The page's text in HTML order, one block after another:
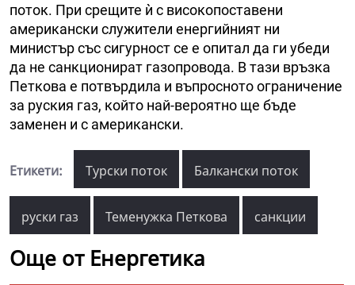
поток. При срещите ѝ с високопоставени
американски служители енергийният ни
министър със сигурност се е опитал да ги убеди
да не санкционират газопровода. В тази връзка
Петкова е потвърдила и въпросното ограничение
за руския газ, който най-вероятно ще бъде
заменен и с американски.
Етикети: Турски поток Балкански поток
руски газ Теменужка Петкова санкции
Още от Енергетика